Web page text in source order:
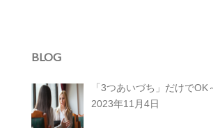
BLOG
「3つあいづち」だけでOK
2023年11月4日